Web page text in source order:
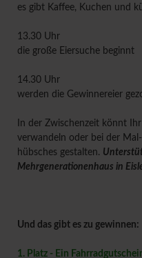
es gibt Kaffee, Kuchen und
13.30 Uhr
die große Eiersuche beginnt
14.30 Uhr
werden die Gewinnereier
In der Zwischenzeit könnt
verwandeln oder bei der
hübsches gestalten.
Mehrgenerationenhaus in
Und das gibt es zu gewinnen:
1. Platz - Ein